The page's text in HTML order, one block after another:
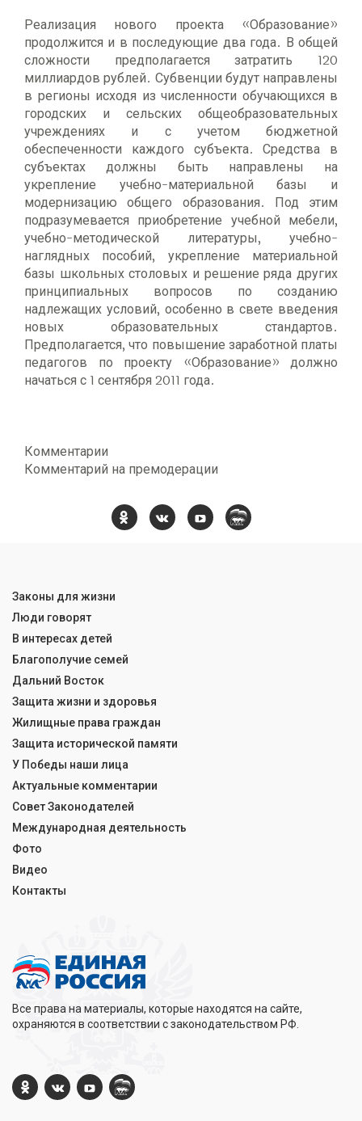
Реализация нового проекта «Образование»
продолжится и в последующие два года. В общей
сложности предполагается затратить 120
миллиардов рублей. Субвенции будут направлены
в регионы исходя из численности обучающихся в
городских и сельских общеобразовательных
учреждениях и с учетом бюджетной
обеспеченности каждого субъекта. Средства в
субъектах должны быть направлены на
укрепление учебно-материальной базы и
модернизацию общего образования. Под этим
подразумевается приобретение учебной мебели,
учебно-методической литературы, учебно-
наглядных пособий, укрепление материальной
базы школьных столовых и решение ряда других
принципиальных вопросов по созданию
надлежащих условий, особенно в свете введения
новых образовательных стандартов.
Предполагается, что повышение заработной платы
педагогов по проекту «Образование» должно
начаться с 1 сентября 2011 года.
Комментарии
Комментарий на премодерации
Все права на материалы, которые находятся на сайте,
охраняются в соответствии с законодательством РФ.
Законы для жизни
Люди говорят
В интересах детей
Благополучие семей
Дальний Восток
Защита жизни и здоровья
Жилищные права граждан
Защита исторической памяти
У Победы наши лица
Актуальные комментарии
Совет Законодателей
Международная деятельность
Фото
Видео
Контакты